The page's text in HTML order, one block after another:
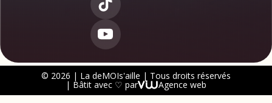
© 2026 | La deMOIs'aille | Tous droits réservés
| Bâtit avec ♡ par Agence web